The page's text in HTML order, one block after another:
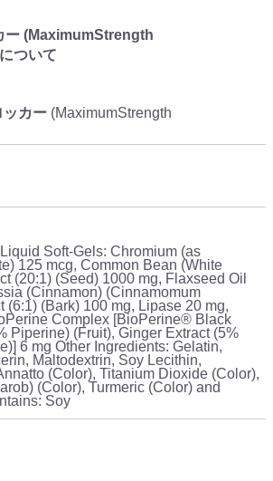
ー (MaximumStrength
ついて
カー (MaximumStrength
Soft-Gels: Chromium (as
125 mcg, Common Bean (White
(20:1) (Seed) 1000 mg, Flaxseed Oil
(Cinnamon) (Cinnamomum
(6:1) (Bark) 100 mg, Lipase 20 mg,
Complex [BioPerine® Black
Piperine) (Fruit), Ginger Extract (5%
6 mg Other Ingredients: Gelatin,
Maltodextrin, Soy Lecithin,
(Color), Titanium Dioxide (Color),
(Color), Turmeric (Color) and
Soy